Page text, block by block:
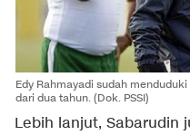
Edy Rahmayadi sudah
dari dua tahun. (Dok. PSSI)
Lebih lanjut, Sabarudin